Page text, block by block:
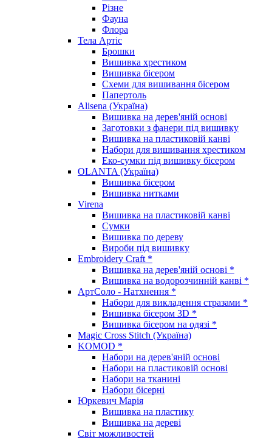
Різне
Фауна
Флора
Тела Артіс
Брошки
Вишивка хрестиком
Вишивка бісером
Схеми для вишивання бісером
Папертоль
Alisena (Україна)
Вишивка на дерев'яній основі
Заготовки з фанери під вишивку
Вишивка на пластиковій канві
Набори для вишивання хрестиком
Еко-сумки під вишивку бісером
OLANTA (Україна)
Вишивка бісером
Вишивка нитками
Virena
Вишивка на пластиковій канві
Сумки
Вишивка по дереву
Вироби під вишивку
Embroidery Craft *
Вишивка на дерев'яній основі *
Вишивка на водорозчинній канві *
АртСоло - Натхнення *
Набори для викладення стразами *
Вишивка бісером 3D *
Вишивка бісером на одязі *
Magic Cross Stitch (Україна)
KOMOD *
Набори на дерев'яній основі
Набори на пластиковій основі
Набори на тканині
Набори бісерні
Юркевич Марія
Вишивка на пластику
Вишивка на дереві
Світ можливостей